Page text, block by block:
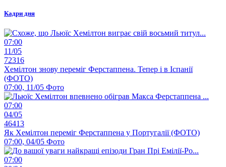
Кадри дня
07:00
11/05
72316
Хемілтон знову переміг Ферстаппена. Тепер і в Іспанії
(ФОТО)
07:00, 11/05 Фото
07:00
04/05
46413
Як Хемілтон переміг Ферстаппена у Португалії (ФОТО)
07:00, 04/05 Фото
07:00